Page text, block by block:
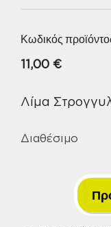
Κωδικός
11,00 €
Λίμα
Διαθέσιμο